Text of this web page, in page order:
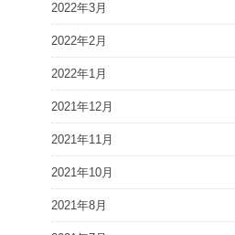
2022年3月
2022年2月
2022年1月
2021年12月
2021年11月
2021年10月
2021年8月